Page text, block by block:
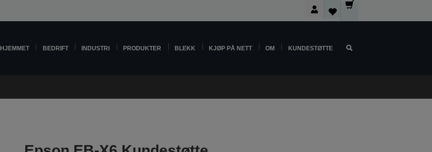
HJEMMET BEDRIFT INDUSTRI PRODUKTER BLEKK KJØP PÅ NETT OM KUNDESTØTTE